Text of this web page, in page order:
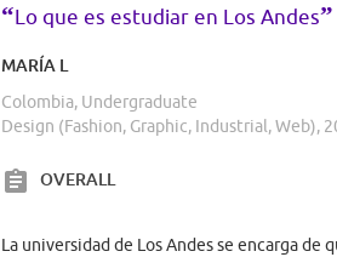
“Lo que es estudiar en Los Andes”
MARÍA L
Colombia, Undergraduate
Design (Fashion, Graphic, Industrial, Web),
OVERALL
La universidad de Los Andes se encarga de